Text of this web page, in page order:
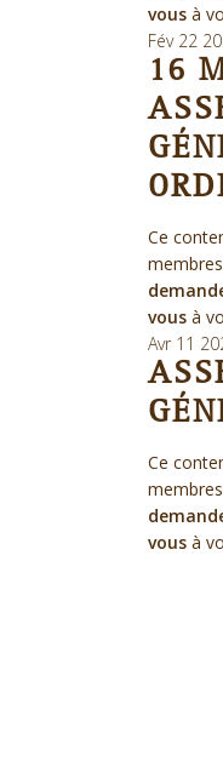
vous à
Fév 22
16
Ce
vous à
Avr 11
Ce
vous à